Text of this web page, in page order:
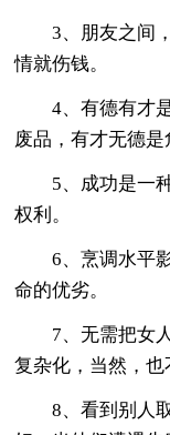
3、朋友之间
情就伤钱。
4、有德有才
废品，有才无德是
5、成功是一
权利。
6、烹调水平
命的优劣。
7、无需把女
复杂化，当然，也
8、看到别人